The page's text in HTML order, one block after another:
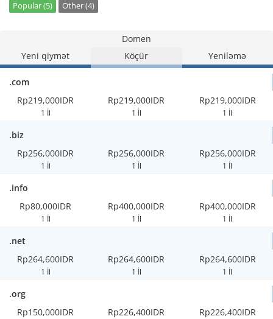
Popular (5) Other (4)
Domen
Yeni qiymət
Köçür Yeniləmə
.com
Rp219,000IDR
1 İl
Rp219,000IDR
1 İl
Rp219,000IDR
1 İl
.biz
Rp256,000IDR
1 İl
Rp256,000IDR
1 İl
Rp256,000IDR
1 İl
.info
Rp80,000IDR
1 İl
Rp400,000IDR
1 İl
Rp400,000IDR
1 İl
.net
Rp264,600IDR
1 İl
Rp264,600IDR
1 İl
Rp264,600IDR
1 İl
.org
Rp150,000IDR
Rp226,400IDR Rp226,400IDR